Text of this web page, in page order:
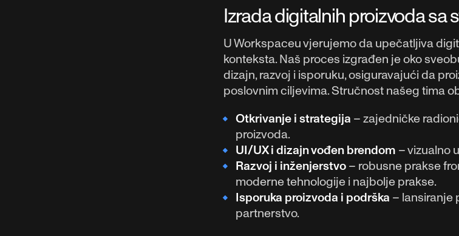
Izrada digitalnih proizvoda sa
U Workspaceu vjerujemo da upečatljiva
konteksta. Naš proces izgrađen je oko
dizajn, razvoj i isporuku, osiguravajući da
poslovnim ciljevima. Stručnost našeg tima
Otkrivanje i strategija – zajedničke
proizvoda.
UI/UX i dizajn vođen brendom – vizualno
Razvoj i inženjerstvo – robusne prakse
moderne tehnologije i najbolje prakse.
Isporuka proizvoda i podrška – lansiranje
partnerstvo.